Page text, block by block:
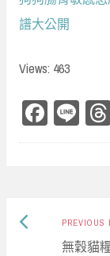
譜大公開
Views: 463
Fa
ce
Li
ne
Post
PREVIOUS
無穀貓